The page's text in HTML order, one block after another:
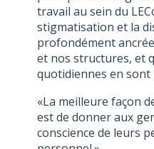
travail au sein du
stigmatisation et la
profondément
et nos structures, et
quotidiennes en sont
«La meilleure façon
est de donner aux
conscience de leurs